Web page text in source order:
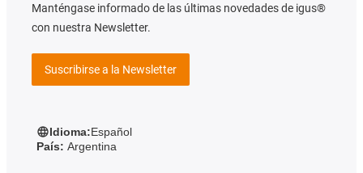
Manténgase informado de las últimas novedades de igus®
con nuestra Newsletter.
Suscribirse a la Newsletter
Idioma:Español
País: Argentina